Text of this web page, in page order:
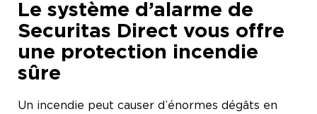
Le système d’alarme de
Securitas Direct vous offre
une protection incendie
sûre
Un incendie peut causer d’énormes dégâts en